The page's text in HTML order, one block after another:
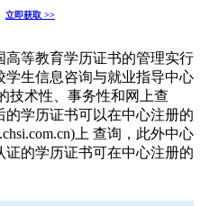
立即获取 >>
高等教育学历证书的管理实行
生信息咨询与就业指导中心
技术性、事务性和网上查
的学历证书可以在中心注册的
上 查询，此外中心
的学历证书可在中心注册的